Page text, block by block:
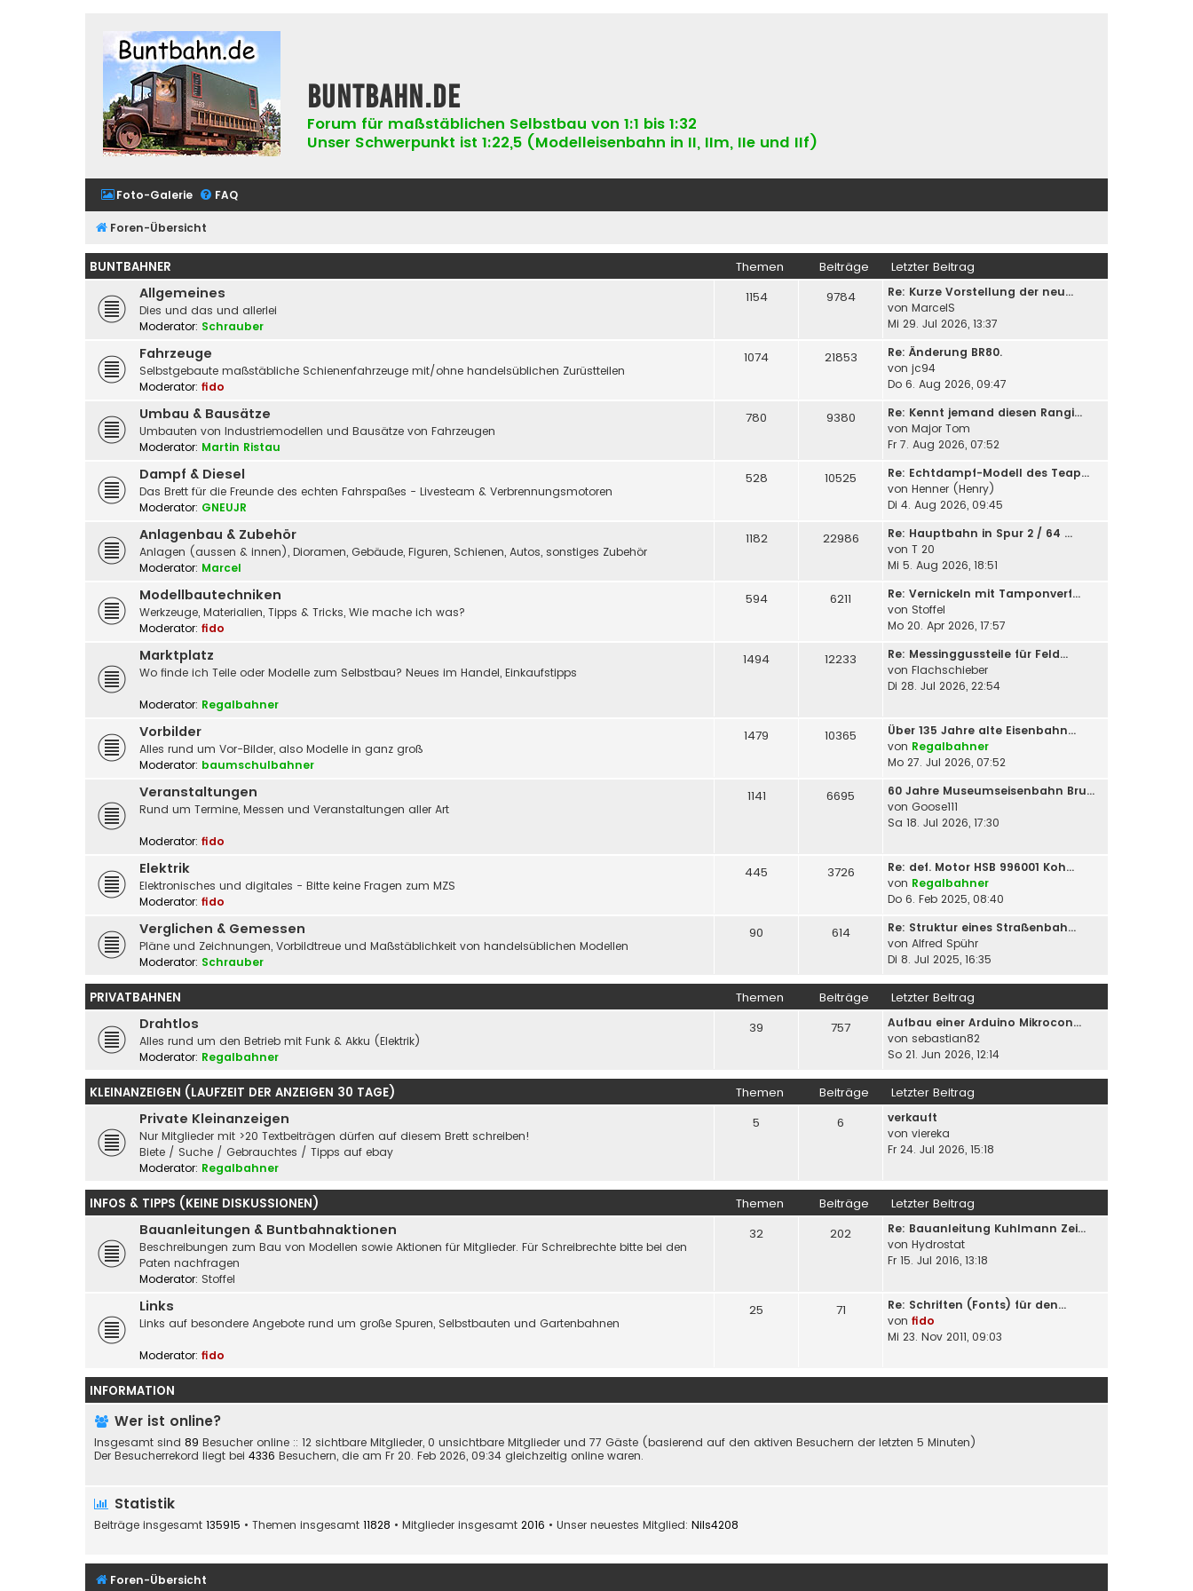
buntbahn.de
Forum für maßstäblichen Selbstbau von 1:1 bis 1:32
Unser Schwerpunkt ist 1:22,5 (Modelleisenbahn in II, IIm, IIe und IIf)
Foto-Galerie FAQ
Foren-Übersicht
BUNTBAHNER Themen Beiträge Letzter Beitrag
Allgemeines
Dies und das und allerlei
Moderator: Schrauber
1154 9784
Re: Kurze Vorstellung der neu…
von MarcelS
Mi 29. Jul 2026, 13:37
Fahrzeuge
Selbstgebaute maßstäbliche Schienenfahrzeuge mit/ohne handelsüblichen Zurüstteilen
Moderator: fido
1074 21853
Re: Änderung BR80.
von jc94
Do 6. Aug 2026, 09:47
Umbau & Bausätze
Umbauten von Industriemodellen und Bausätze von Fahrzeugen
Moderator: Martin Ristau
780 9380
Re: Kennt jemand diesen Rangi…
von Major Tom
Fr 7. Aug 2026, 07:52
Dampf & Diesel
Das Brett für die Freunde des echten Fahrspaßes - Livesteam & Verbrennungsmotoren
Moderator: GNEUJR
528 10525
Re: Echtdampf-Modell des Teap…
von Henner (Henry)
Di 4. Aug 2026, 09:45
Anlagenbau & Zubehör
Anlagen (aussen & innen), Dioramen, Gebäude, Figuren, Schienen, Autos, sonstiges Zubehör
Moderator: Marcel
1182 22986
Re: Hauptbahn in Spur 2 / 64 …
von T 20
Mi 5. Aug 2026, 18:51
Modellbautechniken
Werkzeuge, Materialien, Tipps & Tricks, Wie mache ich was?
Moderator: fido
594 6211
Re: Vernickeln mit Tamponverf…
von Stoffel
Mo 20. Apr 2026, 17:57
Marktplatz
Wo finde ich Teile oder Modelle zum Selbstbau? Neues im Handel, Einkaufstipps
Moderator: Regalbahner
1494 12233
Re: Messinggussteile für Feld…
von Flachschieber
Di 28. Jul 2026, 22:54
Vorbilder
Alles rund um Vor-Bilder, also Modelle in ganz groß
Moderator: baumschulbahner
1479 10365
Über 135 Jahre alte Eisenbahn…
von Regalbahner
Mo 27. Jul 2026, 07:52
Veranstaltungen
Rund um Termine, Messen und Veranstaltungen aller Art
Moderator: fido
1141 6695
60 Jahre Museumseisenbahn Bru…
von Goose111
Sa 18. Jul 2026, 17:30
Elektrik
Elektronisches und digitales - Bitte keine Fragen zum MZS
Moderator: fido
445 3726
Re: def. Motor HSB 996001 Koh…
von Regalbahner
Do 6. Feb 2025, 08:40
Verglichen & Gemessen
Pläne und Zeichnungen, Vorbildtreue und Maßstäblichkeit von handelsüblichen Modellen
Moderator: Schrauber
90 614
Re: Struktur eines Straßenbah…
von Alfred Spühr
Di 8. Jul 2025, 16:35
PRIVATBAHNEN Themen Beiträge Letzter Beitrag
Drahtlos
Alles rund um den Betrieb mit Funk & Akku (Elektrik)
Moderator: Regalbahner
39 757
Aufbau einer Arduino Mikrocon…
von sebastian82
So 21. Jun 2026, 12:14
KLEINANZEIGEN (LAUFZEIT DER ANZEIGEN 30 TAGE) Themen Beiträge Letzter Beitrag
Private Kleinanzeigen
Nur Mitglieder mit >20 Textbeiträgen dürfen auf diesem Brett schreiben!
Biete / Suche / Gebrauchtes / Tipps auf ebay
Moderator: Regalbahner
5 6
verkauft
von viereka
Fr 24. Jul 2026, 15:18
INFOS & TIPPS (KEINE DISKUSSIONEN) Themen Beiträge Letzter Beitrag
Bauanleitungen & Buntbahnaktionen
Beschreibungen zum Bau von Modellen sowie Aktionen für Mitglieder. Für Schreibrechte bitte bei den
Paten nachfragen
Moderator: Stoffel
32 202
Re: Bauanleitung Kuhlmann Zei…
von Hydrostat
Fr 15. Jul 2016, 13:18
Links
Links auf besondere Angebote rund um große Spuren, Selbstbauten und Gartenbahnen
Moderator: fido
25 71
Re: Schriften (Fonts) für den…
von fido
Mi 23. Nov 2011, 09:03
INFORMATION
Wer ist online?
Insgesamt sind 89 Besucher online :: 12 sichtbare Mitglieder, 0 unsichtbare Mitglieder und 77 Gäste (basierend auf den aktiven Besuchern der letzten 5 Minuten)
Der Besucherrekord liegt bei 4336 Besuchern, die am Fr 20. Feb 2026, 09:34 gleichzeitig online waren.
Statistik
Beiträge insgesamt 135915 • Themen insgesamt 11828 • Mitglieder insgesamt 2016 • Unser neuestes Mitglied: Nils4208
Foren-Übersicht